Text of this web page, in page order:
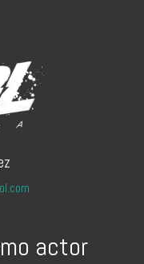
actor